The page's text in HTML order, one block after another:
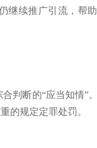
继续推广引流，帮
判断的“应当知情”
的规定定罪处罚。